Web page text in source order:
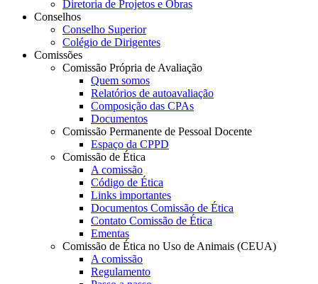
Diretoria de Projetos e Obras
Conselhos
Conselho Superior
Colégio de Dirigentes
Comissões
Comissão Própria de Avaliação
Quem somos
Relatórios de autoavaliação
Composição das CPAs
Documentos
Comissão Permanente de Pessoal Docente
Espaço da CPPD
Comissão de Ética
A comissão
Código de Ética
Links importantes
Documentos Comissão de Ética
Contato Comissão de Ética
Ementas
Comissão de Ética no Uso de Animais (CEUA)
A comissão
Regulamento